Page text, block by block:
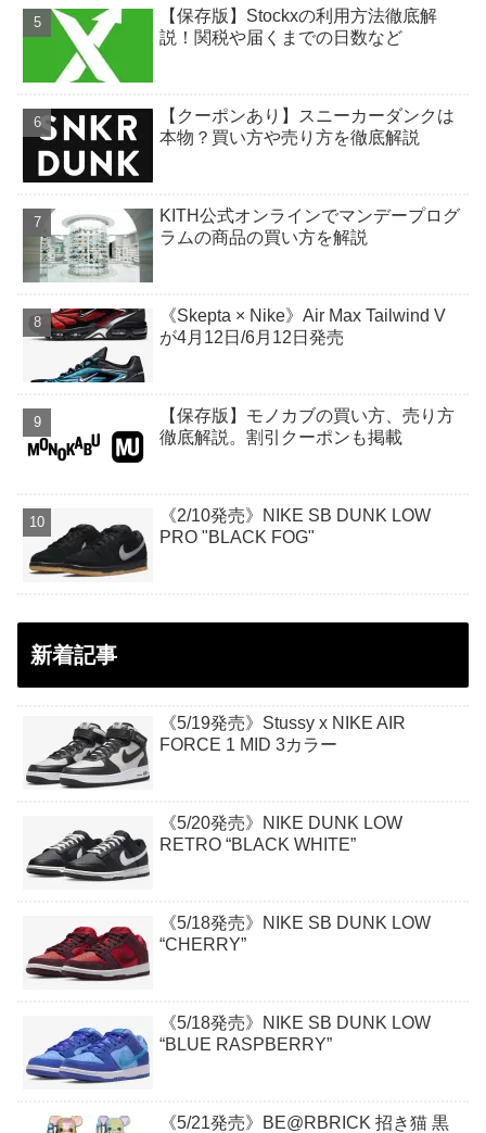
【保存版】Stockxの利用方法徹底解
説！関税や届くまでの日数など
【クーポンあり】スニーカーダンクは
本物？買い方や売り方を徹底解説
KITH公式オンラインでマンデープログ
ラムの商品の買い方を解説
《Skepta × Nike》Air Max Tailwind V
が4月12日/6月12日発売
【保存版】モノカブの買い方、売り方
徹底解説。割引クーポンも掲載
《2/10発売》NIKE SB DUNK LOW
PRO "BLACK FOG"
新着記事
《5/19発売》Stussy x NIKE AIR
FORCE 1 MID 3カラー
《5/20発売》NIKE DUNK LOW
RETRO “BLACK WHITE”
《5/18発売》NIKE SB DUNK LOW
“CHERRY”
《5/18発売》NIKE SB DUNK LOW
“BLUE RASPBERRY”
《5/21発売》BE@RBRICK 招き猫 黒